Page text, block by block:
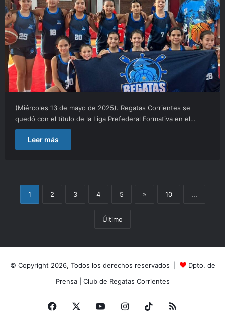
(Miércoles 13 de mayo de 2025). Regatas Corrientes se
quedó con el título de la Liga Prefederal Formativa en el…
Leer más
1 2 3 4 5 » 10 ...
Último
© Copyright 2026, Todos los derechos reservados |
Dpto. de
Prensa| Club de Regatas Corrientes
Facebook YouTubeInstagram
TikTokRSS